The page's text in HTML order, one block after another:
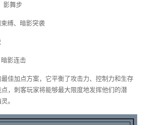
影舞步
缚、暗影突袭
影连击
佳加点方案，它平衡了攻击力、控制力和生存
，刺客玩家将能够最大限度地发挥他们的潜
。